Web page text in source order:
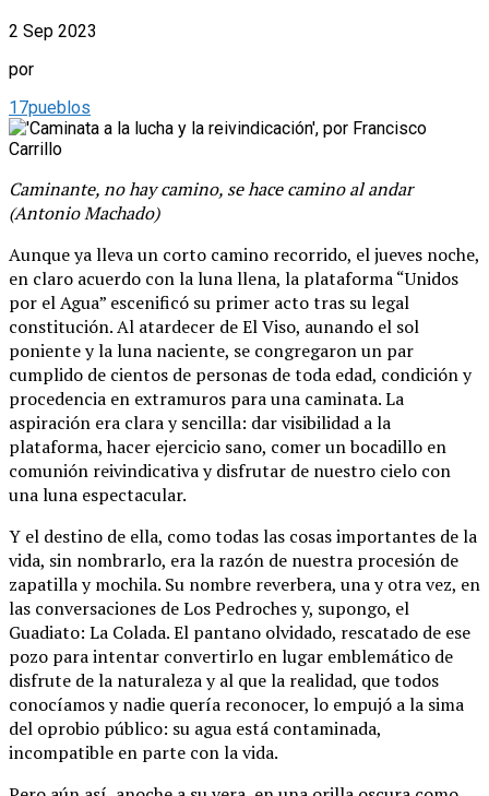
2 Sep 2023
por
17pueblos
Caminante, no hay camino, se hace camino al andar
(Antonio Machado)
Aunque ya lleva un corto camino recorrido, el jueves noche,
en claro acuerdo con la luna llena, la plataforma “Unidos
por el Agua” escenificó su primer acto tras su legal
constitución. Al atardecer de El Viso, aunando el sol
poniente y la luna naciente, se congregaron un par
cumplido de cientos de personas de toda edad, condición y
procedencia en extramuros para una caminata. La
aspiración era clara y sencilla: dar visibilidad a la
plataforma, hacer ejercicio sano, comer un bocadillo en
comunión reivindicativa y disfrutar de nuestro cielo con
una luna espectacular.
Y el destino de ella, como todas las cosas importantes de la
vida, sin nombrarlo, era la razón de nuestra procesión de
zapatilla y mochila. Su nombre reverbera, una y otra vez, en
las conversaciones de Los Pedroches y, supongo, el
Guadiato: La Colada. El pantano olvidado, rescatado de ese
pozo para intentar convertirlo en lugar emblemático de
disfrute de la naturaleza y al que la realidad, que todos
conocíamos y nadie quería reconocer, lo empujó a la sima
del oprobio público: su agua está contaminada,
incompatible en parte con la vida.